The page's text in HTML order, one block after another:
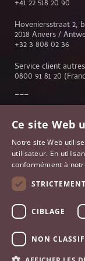
+41 22 518 20 90
Hoveniersstraat 2,
2018 Anvers /
+32 3 808 02 36
Service client
0800 91 81 20
Service client
Lausanne
Anvers
Paris
France
Ce site Web
Notre site Web
utilisateur. En
conformément à
CIBLAGE
NON